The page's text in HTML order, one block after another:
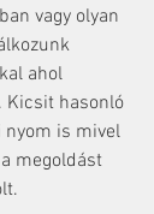
vagy olyan
ahol
Kicsit hasonló
nyom is mivel
megoldást